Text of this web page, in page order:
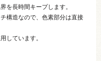
を長時間キープします。
構造なので、色素部分は直接
しています。